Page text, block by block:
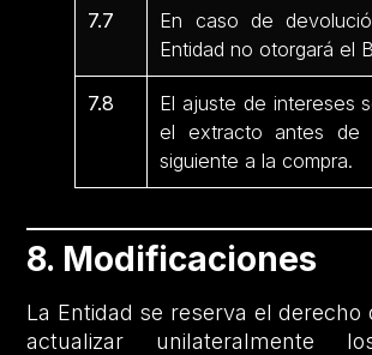
7.7
En caso de
Entidad no otorgará el
7.8
El ajuste de intereses
el extracto antes
siguiente a la compra.
8. Modificaciones
La Entidad se reserva el derecho
actualizar unilateralmente